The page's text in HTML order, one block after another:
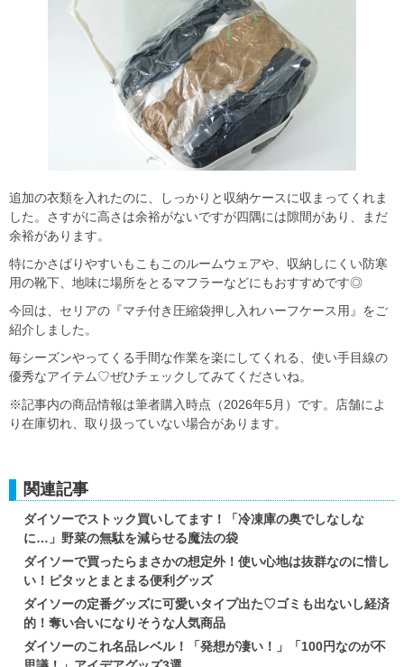
追加の衣類を入れたのに、しっかりと収納ケースに収まってくれま
した。さすがに高さは余裕がないですが四隅には隙間があり、まだ
余裕があります。
特にかさばりやすいもこもこのルームウェアや、収納しにくい防寒
用の靴下、地味に場所をとるマフラーなどにもおすすめです◎
今回は、セリアの『マチ付き圧縮袋押し入れハーフケース用』をご
紹介しました。
毎シーズンやってくる手間な作業を楽にしてくれる、使い手目線の
優秀なアイテム♡ぜひチェックしてみてくださいね。
※記事内の商品情報は筆者購入時点（2026年5月）です。店舗によ
り在庫切れ、取り扱っていない場合があります。
関連記事
ダイソーでストック買いしてます！「冷凍庫の奥でしなしな
に…」野菜の無駄を減らせる魔法の袋
ダイソーで買ったらまさかの想定外！使い心地は抜群なのに惜し
い！ピタッとまとまる便利グッズ
ダイソーの定番グッズに可愛いタイプ出た♡ゴミも出ないし経済
的！奪い合いになりそうな人気商品
ダイソーのこれ名品レベル！「発想が凄い！」「100円なのが不